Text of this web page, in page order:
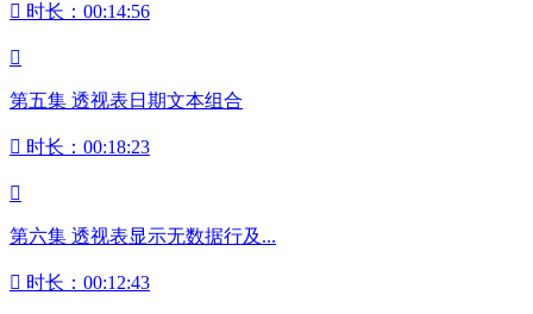
 时长：00:14:56

第五集 透视表日期文本组合
 时长：00:18:23

第六集 透视表显示无数据行及...
 时长：00:12:43